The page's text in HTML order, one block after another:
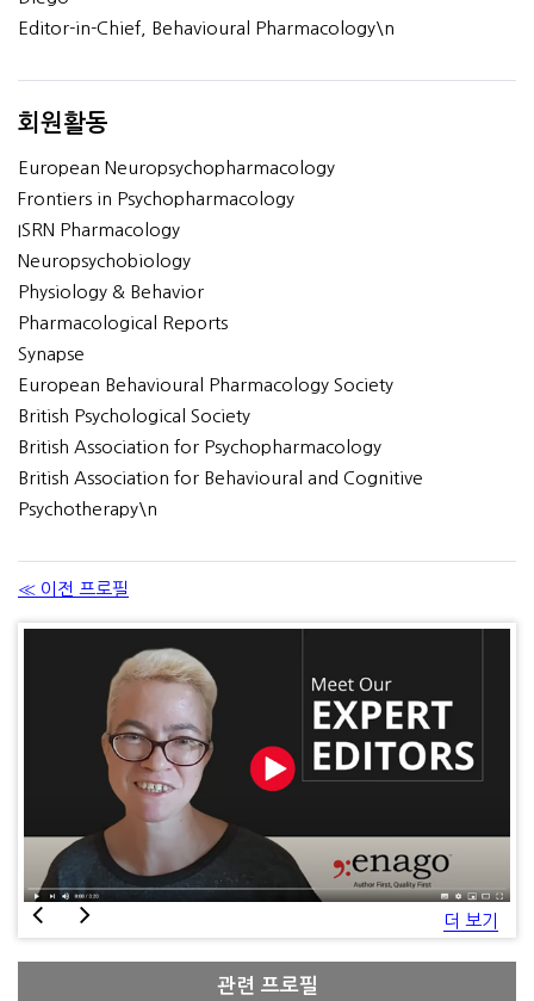
Editor-in-Chief, Behavioural Pharmacology\n
회원활동
European Neuropsychopharmacology
Frontiers in Psychopharmacology
ISRN Pharmacology
Neuropsychobiology
Physiology & Behavior
Pharmacological Reports
Synapse
European Behavioural Pharmacology Society
British Psychological Society
British Association for Psychopharmacology
British Association for Behavioural and Cognitive
Psychotherapy\n
≪ 이전 프로필
더 보기
관련 프로필